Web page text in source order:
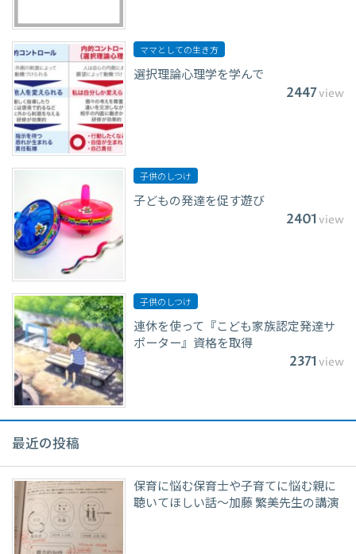
ママとしての生き方
選択理論心理学を学んで
2447view
子供のしつけ
子どもの発達を促す遊び
2401view
子供のしつけ
連休を使って『こども家族認定発達サ
ポーター』資格を取得
2371view
最近の投稿
保育に悩む保育士や子育てに悩む親に
聴いてほしい話〜加藤 繁美先生の講演